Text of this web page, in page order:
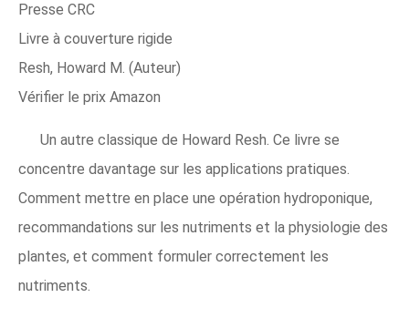
Presse CRC
Livre à couverture rigide
Resh, Howard M. (Auteur)
Vérifier le prix Amazon
Un autre classique de Howard Resh. Ce livre se
concentre davantage sur les applications pratiques.
Comment mettre en place une opération hydroponique,
recommandations sur les nutriments et la physiologie des
plantes, et comment formuler correctement les
nutriments.